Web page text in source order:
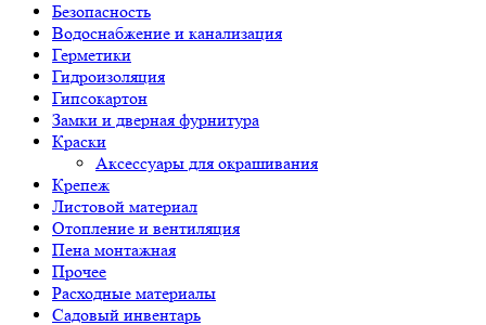
Безопасность
Водоснабжение и канализация
Герметики
Гидроизоляция
Гипсокартон
Замки и дверная фурнитура
Краски
Аксессуары для окрашивания
Крепеж
Листовой материал
Отопление и вентиляция
Пена монтажная
Прочее
Расходные материалы
Садовый инвентарь